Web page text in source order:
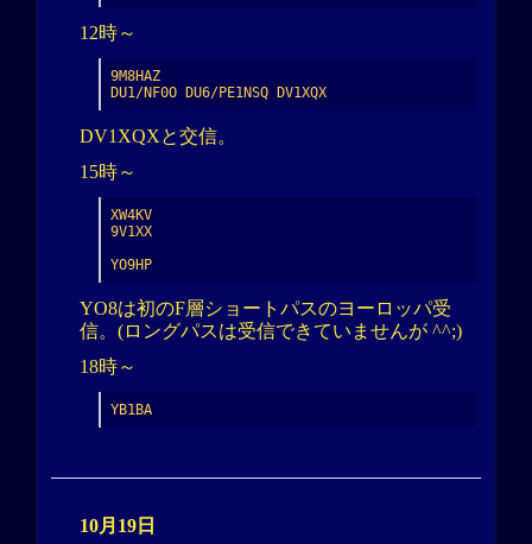
12時～
9M8HAZ
DU1/NF0O DU6/PE1NSQ DV1XQX
DV1XQXと交信。
15時～
XW4KV
9V1XX
YO9HP
YO8は初のF層ショートパスのヨーロッパ受
信。(ロングパスは受信できていませんが ^^;)
18時～
YB1BA
10月19日